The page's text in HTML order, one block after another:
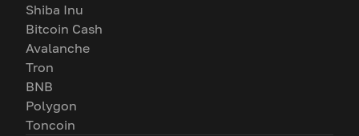
Shiba Inu
Bitcoin Cash
Avalanche
Tron
BNB
Polygon
Toncoin